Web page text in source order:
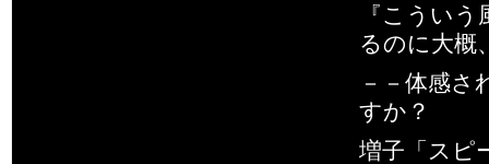
『こうい
るのに大概
－－体感
すか？
増子「スピ